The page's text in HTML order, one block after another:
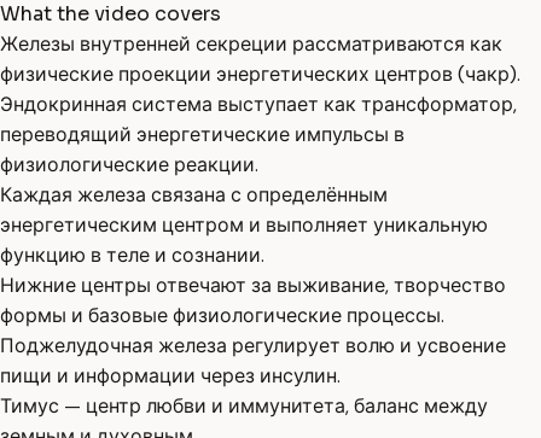
What the video covers
Железы внутренней секреции рассматриваются как
физические проекции энергетических центров (чакр).
Эндокринная система выступает как трансформатор,
переводящий энергетические импульсы в
физиологические реакции.
Каждая железа связана с определённым
энергетическим центром и выполняет уникальную
функцию в теле и сознании.
Нижние центры отвечают за выживание, творчество
формы и базовые физиологические процессы.
Поджелудочная железа регулирует волю и усвоение
пищи и информации через инсулин.
Тимус — центр любви и иммунитета, баланс между